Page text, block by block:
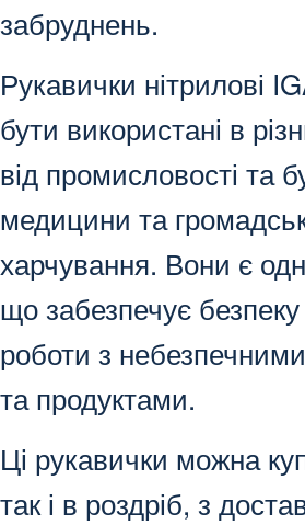
забруднень.
Рукавички нітрилові
бути використані в
від промисловості та
медицини та
харчування. Вони є
що забезпечує безпеку
роботи з
та продуктами.
Ці рукавички можна
так і в роздріб, з